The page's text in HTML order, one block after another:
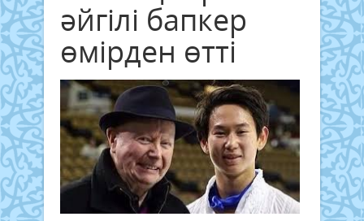
әйгілі бапкер
өмірден өтті